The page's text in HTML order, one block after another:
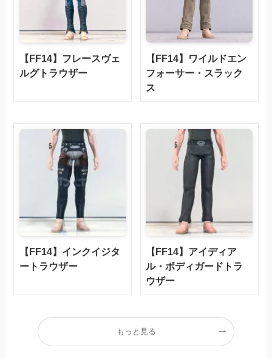
【FF14】フレースヴェ
ルグトラウザー
【FF14】ワイルドエン
フォーサー・スラック
ス
【FF14】インクイジタ
ートラウザー
【FF14】アイディア
ル・ボディガードトラ
ウザー
もっと見る